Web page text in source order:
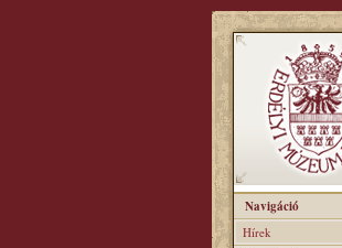
Navigáció
Hírek